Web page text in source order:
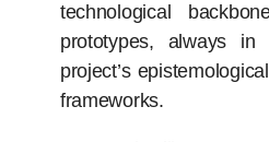
technological
prototypes, always
project’s
frameworks.